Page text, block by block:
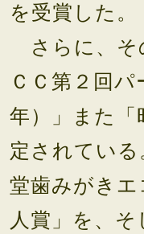
を受賞した
さらに、そ
ＣＣ第２回
年）」また「
定されてい
堂歯みがき
人賞」を、